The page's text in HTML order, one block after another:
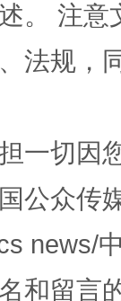
。 注
法规，
一切因
公众传
news/
和留言